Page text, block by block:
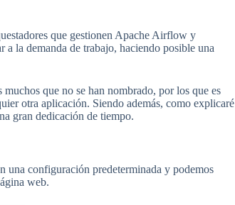
que gestionen Apache Airflow y
a la demanda de trabajo, haciendo posible una
que no se han nombrado, por los que es
otra aplicación. Siendo además, como explicaré
gran dedicación de tiempo.
una configuración predeterminada y podemos
web.